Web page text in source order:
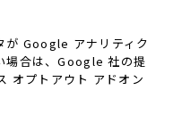
が Google アナリティク
場合は、Google 社の提
オプトアウト アドオン